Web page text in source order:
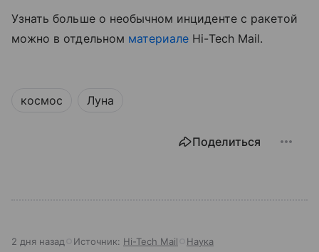
Узнать больше о необычном инциденте с ракетой
можно в отдельном материале Hi-Tech Mail.
космос Луна
Поделиться
2 дня назад Источник: Hi-Tech Mail Наука